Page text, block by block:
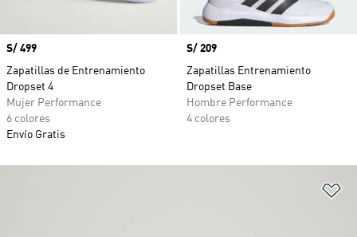
Precio
S/ 499
Zapatillas de Entrenamiento
Dropset 4
Mujer Performance
6 colores
Envío Gratis
Precio
S/ 209
Zapatillas Entrenamiento
Dropset Base
Hombre Performance
4 colores